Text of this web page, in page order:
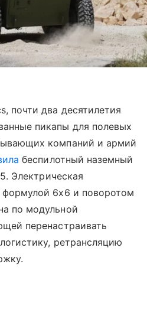
почти два десятилетия
пикапы для полевых
компаний и армий
беспилотный наземный
Электрическая
формулой 6x6 и поворотом
по модульной
перенастраивать
ретрансляцию